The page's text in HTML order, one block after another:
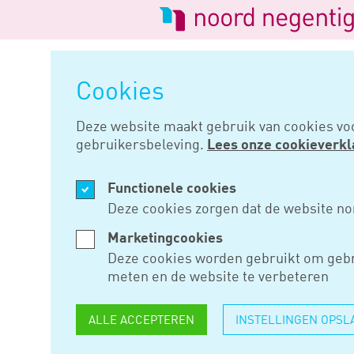
Cookies
Deze website maakt gebruik van cookies
gebruikersbeleving. Lees onze
Functionele cookies
Deze cookies zorgen dat de website
Marketingcookies
Deze cookies worden gebruikt om
meten en de website te verbeteren
ALLE ACCEPTEREN INSTELLINGEN
Logo
van
Noord
Negentig
SEP 05, 2023
GEEN BTW
VOLDOEN